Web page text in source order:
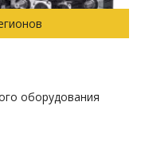
оборудования